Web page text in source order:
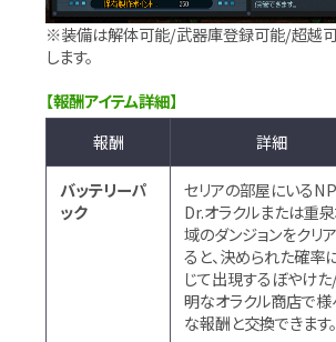
※装備は解体可能/武器庫登録可能/超越
します。
【報酬アイテム詳細】
報酬
詳細
バッテリーパ
ック
セリアの部屋にいる
Dr.オラクルまたは重
域のダンジョンをクリ
ると、決められた確率
じて出現するぼやけ
明なオラクル商店で様
な報酬と交換できます。